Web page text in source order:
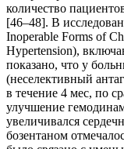
количество
[46–48]. В
Inoperable Forms of
Hypertension),
показано, что у
(неселективный
в течение 4 мес, по
улучшение
увеличивался
бозентаном